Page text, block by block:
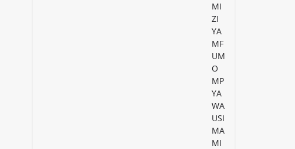
MI
ZI
YA
MF
UM
O
MP
YA
WA
USI
MA
MI